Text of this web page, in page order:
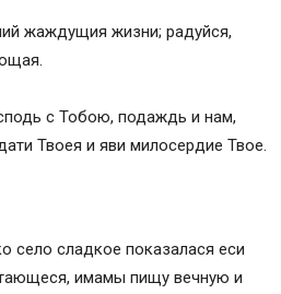
жаждущия жизни; радуйся,
с Тобою, подаждь и нам,
Твоея и яви милосердие Твое.
село сладкое показалася еси
имамы пищу вечную и